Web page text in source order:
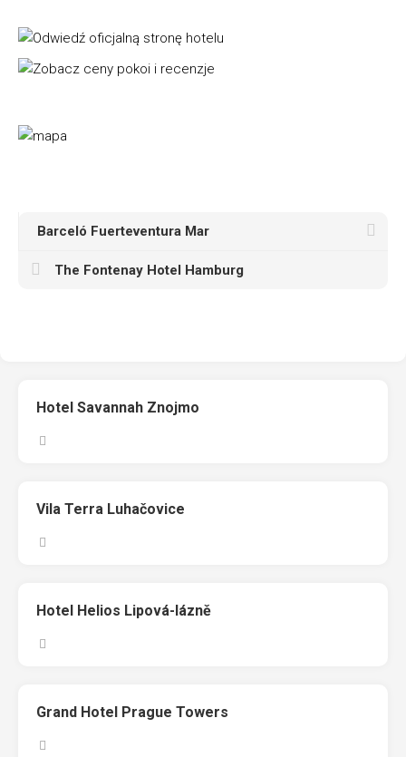
Barceló Fuerteventura Mar
The Fontenay Hotel Hamburg
Hotel Savannah Znojmo
Vila Terra Luhačovice
Hotel Helios Lipová-lázně
Grand Hotel Prague Towers